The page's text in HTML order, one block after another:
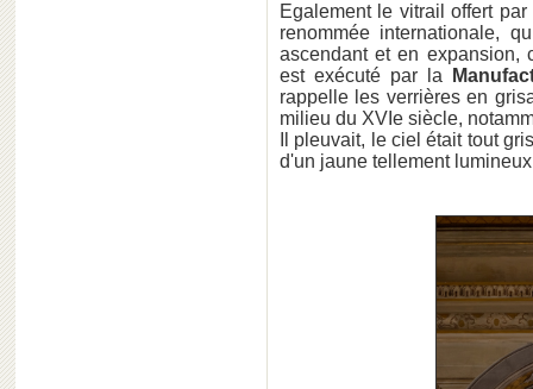
Egalement le vitrail offert
renommée internationale,
ascendant et en expansion,
est exécuté par la
rappelle les verrières en
milieu du XVIe siècle,
Il pleuvait, le ciel était tout
d'un jaune tellement